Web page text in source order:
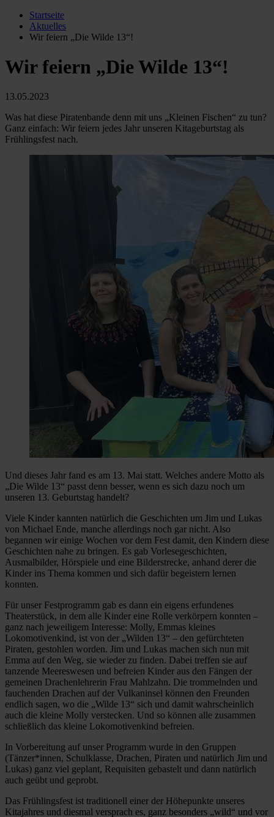
Startseite
Aktuelles
Wir feiern „Die Wilde 13“!
Wir feiern „Die Wilde 13“!
13.05.2023
Was hat diese Piratenbande denn mit uns „Kleinen Fischen“ zu tun?
Ganz einfach: Wir feiern jedes Jahr unseren Kitageburtstag als
Frühlingsfest nach.
Und dieses Jahr fand es am 13. Mai statt. Welches andere Motto als
„Die Wilde 13“ passt denn besser, wenn es sich dazu noch um
unseren 13. Geburtstag handelt?
Viele Kinder kannten natürlich die Geschichten um Jim und Lukas
von Michael Ende, manche allerdings noch gar nicht. Also
begannen wir einige Wochen vor dem Fest damit, den Kindern diese
Geschichten nahe zu bringen. Es gab Vorlesegeschichten,
Ausmalbilder, Hörspiele und eine Bilderstrecke, anhand derer die
Kinder ins Thema kommen und sich dafür begeistern lernen
konnten.
Für unser Festprogramm gab es dann ein eigens erfundenes
Theaterstück, in dem alle Kinder eine Rolle verkörpern konnten –
ganz nach jeweiligem Interesse: Molly, Emmas kleines
Lokomotivenkind, ist von der „Wilden 13“ – den gefürchteten
Piraten, gestohlen worden. Jim und Lukas machen sich nun mit
Emma auf den Weg, sie wieder zu finden. Dabei treffen sie auf
tanzende Meereswesen und befreien Kinder aus den Fängen der
gemeinen Drachenlehrerin Frau Mahlzahn. Die trommelnden und
fauchenden Drachen auf der Vulkaninsel können den Freunden
endlich sagen, wo die „Wilde 13“ sich und damit wahrscheinlich
auch die kleine Molly verstecken. Und so können alle zusammen
schließlich das kleine Lokomotivenkind befreien.
In Vorbereitung auf unser Programm wurde in den Gruppen
(Tänzer*innen, Schulklasse, Drachen, Piraten und natürlich Jim und
Lukas) ganz viel geplant, Requisiten gebastelt und dann natürlich
auch geübt und geprobt.
Das Frühlingsfest ist traditionell einer der Höhepunkte unseres
Kitajahres und diesmal versprach es, ganz besonders „wild“ und vor